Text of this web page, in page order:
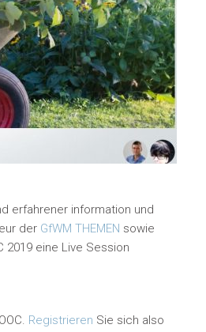
erfahrener information und
der GfWM THEMEN sowie
2019 eine Live Session
Registrieren Sie sich also